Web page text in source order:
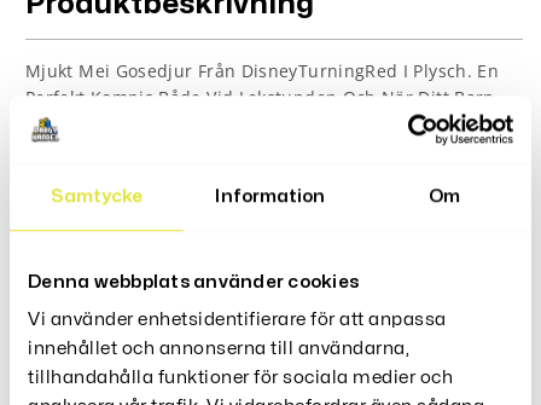
Samtycke Information Om
Denna webbplats använder cookies
Vi använder enhetsidentifierare för att anpassa
innehållet och annonserna till användarna,
tillhandahålla funktioner för sociala medier och
Mjukt Mei Gosedjur Från DisneyTurningRed I Plysch. En
Perfekt Kompis Både Vid Lekstunden Och När Ditt Barn
Ska Sova.
Storlek: 25cm
Recensioner (0)
Relaterade Produkter